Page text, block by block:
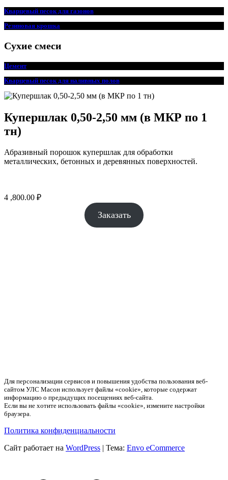
Кварцевый песок для газонов
Резиновая крошка
Сухие смеси
Цемент
Кварцевый песок для наливных полов
Купершлак 0,50-2,50 мм (в МКР по 1
тн)
Абразивный порошок купершлак для обработки
металлических, бетонных и деревянных поверхностей.
4 ,800.00 ₽
Заказать
Для персонализации сервисов и повышения удобства пользования веб-
сайтом УЛС Масон использует файлы «cookie», которые содержат
информацию о предыдущих посещениях веб-сайта.
Если вы не хотите использовать файлы «cookie», измените настройки
браузера.
Политика конфиденциальности
Сайт работает на WordPress | Тема: Envo eCommerce